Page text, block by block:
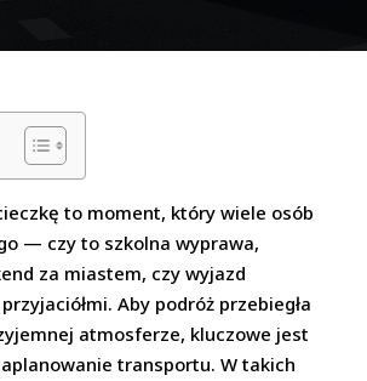
to moment, który wiele osób
— czy to szkolna wyprawa,
za miastem, czy wyjazd
Aby podróż przebiegła
atmosferze, kluczowe jest
transportu. W takich